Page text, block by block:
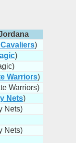
)
)
Warriors)
Warriors)
Nets)
Nets)
Nets)